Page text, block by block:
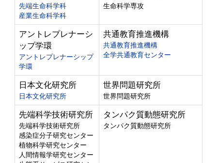
先端生命科学科
産業生命科学科
生命科学専攻
アントレプレナーシ
ップ学環
アントレプレナーシップ
学環
共通教育推進機構
共通教育推進機構
全学共通教育センター
日本文化研究所
日本文化研究所
世界問題研究所
世界問題研究所
先端科学技術研究所
先端科学技術研究所
感染症分子研究センター
植物科学研究センター
人間情報学研究センター
タンパク質動態研究所
タンパク質動態研究所